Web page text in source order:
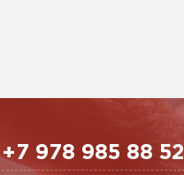
+7 978 985 88 52